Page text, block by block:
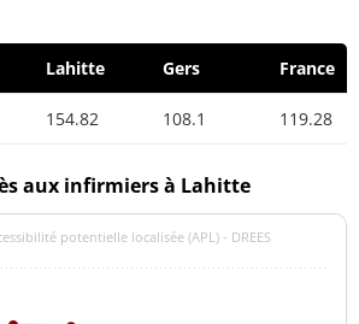
Lahitte Gers France
154.82 108.1 119.28
aux infirmiers à Lahitte
potentielle localisée (APL) - DREES